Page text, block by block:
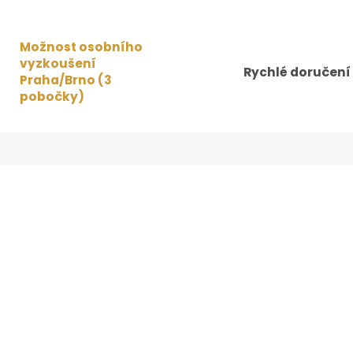
Možnost osobního
vyzkoušení
Praha/Brno (3
pobočky)
Rychlé doručení